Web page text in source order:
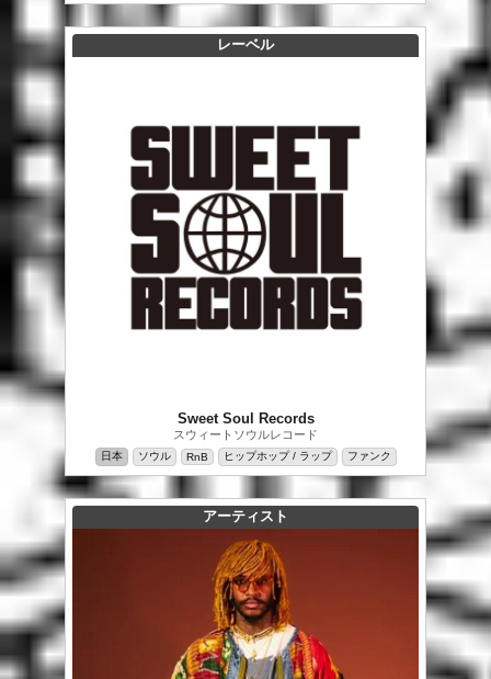
レーベル
Sweet Soul Records
スウィートソウルレコード
日本 ソウル RnB ヒップホップ / ラップ ファンク
アーティスト